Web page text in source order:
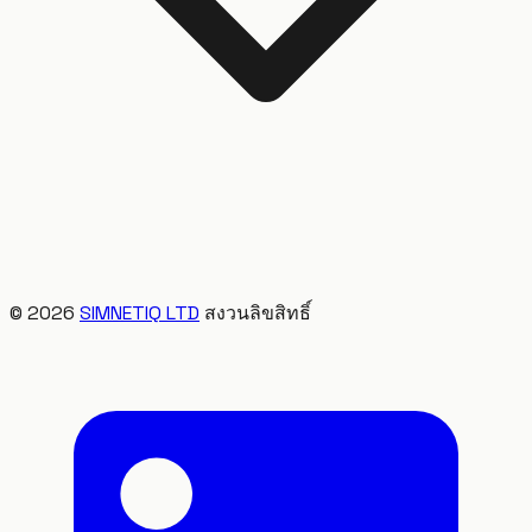
© 2026 SIMNETIQ LTD สงวนลิขสิทธิ์